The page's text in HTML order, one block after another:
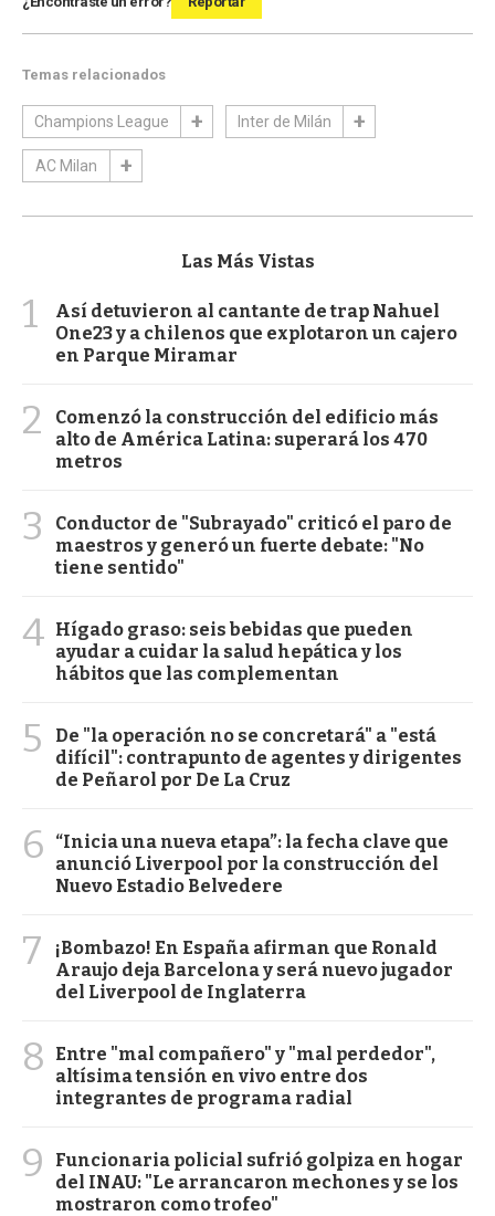
Temas relacionados
Champions League Inter de Milán
AC Milan
Las Más Vistas
1
Así detuvieron al cantante de trap Nahuel
One23 y a chilenos que explotaron un cajero
en Parque Miramar
2
Comenzó la construcción del edificio más
alto de América Latina: superará los 470
metros
3
Conductor de "Subrayado" criticó el paro de
maestros y generó un fuerte debate: "No
tiene sentido"
4 Hígado graso: seis bebidas que pueden
ayudar a cuidar la salud hepática y los
hábitos que las complementan
5
De "la operación no se concretará" a "está
difícil": contrapunto de agentes y dirigentes
de Peñarol por De La Cruz
6
“Inicia una nueva etapa”: la fecha clave que
anunció Liverpool por la construcción del
Nuevo Estadio Belvedere
7
¡Bombazo! En España afirman que Ronald
Araujo deja Barcelona y será nuevo jugador
del Liverpool de Inglaterra
8
Entre "mal compañero" y "mal perdedor",
altísima tensión en vivo entre dos
integrantes de programa radial
9
Funcionaria policial sufrió golpiza en hogar
del INAU: "Le arrancaron mechones y se los
mostraron como trofeo"